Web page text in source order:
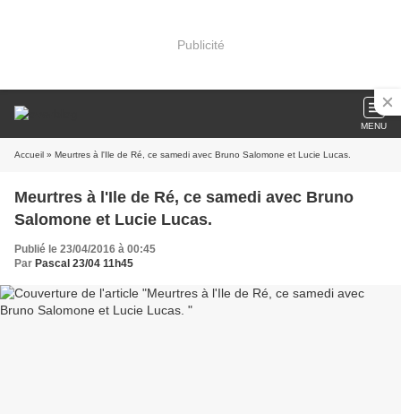
Publicité
MENU
Accueil » Meurtres à l'Ile de Ré, ce samedi avec Bruno Salomone et Lucie Lucas.
Meurtres à l'Ile de Ré, ce samedi avec Bruno
Salomone et Lucie Lucas.
Publié le 23/04/2016 à 00:45
Par Pascal 23/04 11h45